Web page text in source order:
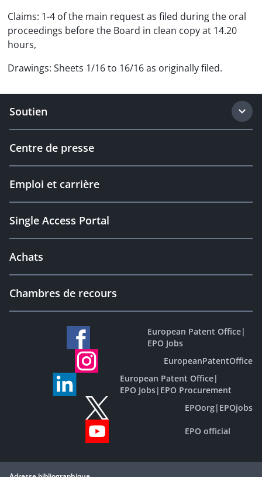
Claims: 1-4 of the main request as filed during the oral
proceedings before the Board in clean copy at 14.20
hours,
Drawings: Sheets 1/16 to 16/16 as originally filed.
Soutien
Centre de presse
Emploi et carrière
Single Access Portal
Achats
Chambres de recours
European Patent Office|
EPO Jobs
EuropeanPatentOffice
European Patent Office|
EPO Jobs| EPO Procurement
EPOorg| EPOjobs
EPO official